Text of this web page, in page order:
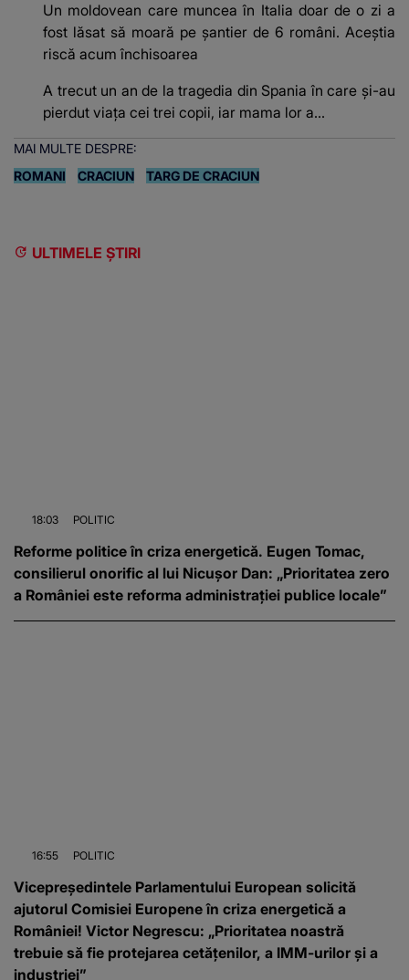
Un moldovean care muncea în Italia doar de o zi a
fost lăsat să moară pe şantier de 6 români. Aceștia
riscă acum închisoarea
A trecut un an de la tragedia din Spania în care și-au
pierdut viața cei trei copii, iar mama lor a…
MAI MULTE DESPRE:
ROMANI
CRACIUN TARG DE CRACIUN
ULTIMELE ȘTIRI
18:03 POLITIC
Reforme politice în criza energetică. Eugen Tomac,
consilierul onorific al lui Nicușor Dan: „Prioritatea zero
a României este reforma administrației publice locale”
16:55 POLITIC
Vicepreședintele Parlamentului European solicită
ajutorul Comisiei Europene în criza energetică a
României! Victor Negrescu: „Prioritatea noastră
trebuie să fie protejarea cetățenilor, a IMM-urilor și a
industriei”